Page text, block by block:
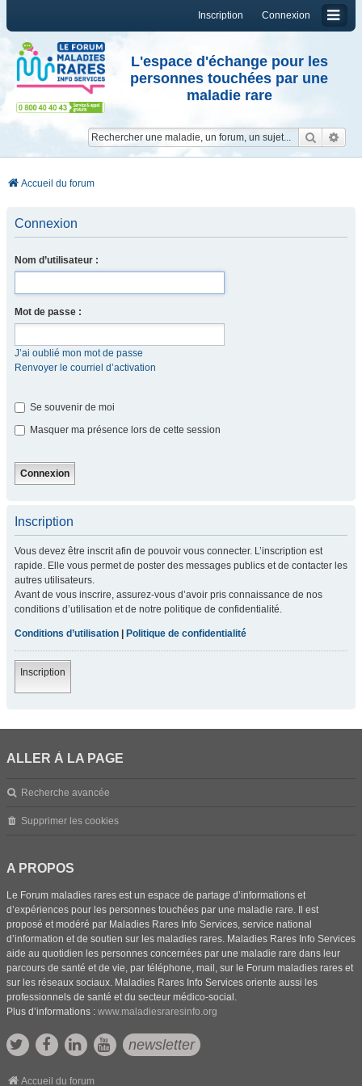
Connexion
Inscription
L'espace d'échange pour les
personnes touchées par une
maladie rare
Accueil du forum
Connexion
Nom d’utilisateur :
Mot de passe :
J’ai oublié mon mot de passe
Renvoyer le courriel d’activation
Se souvenir de moi
Masquer ma présence lors de cette session
Inscription
Vous devez être inscrit afin de pouvoir vous connecter. L’inscription est
rapide. Elle vous permet de poster des messages publics et de contacter les
autres utilisateurs.
Avant de vous inscrire, assurez-vous d’avoir pris connaissance de nos
conditions d’utilisation et de notre politique de confidentialité.
Conditions d’utilisation Politique de confidentialité
Inscription
ALLER À LA PAGE
Recherche avancée
Supprimer les cookies
A PROPOS
Le Forum maladies rares est un espace de partage d’informations et
d’expériences pour les personnes touchées par une maladie rare. Il est
proposé et modéré par Maladies Rares Info Services, service national
d’information et de soutien sur les maladies rares. Maladies Rares Info Services
aide au quotidien les personnes concernées par une maladie rare dans leur
parcours de santé et de vie, par téléphone, mail, sur le Forum maladies rares et
sur les réseaux sociaux. Maladies Rares Info Services oriente aussi les
professionnels de santé et du secteur médico-social.
Plus d’informations : www.maladiesraresinfo.org
newsletter
Accueil du forum